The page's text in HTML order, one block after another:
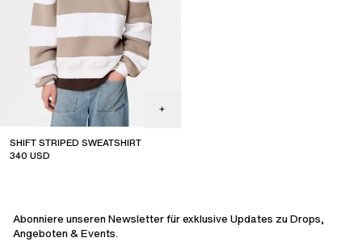
SHIFT STRIPED SWEATSHIRT
340 USD
Abonniere unseren Newsletter für exklusive Updates zu Drops,
Angeboten & Events.